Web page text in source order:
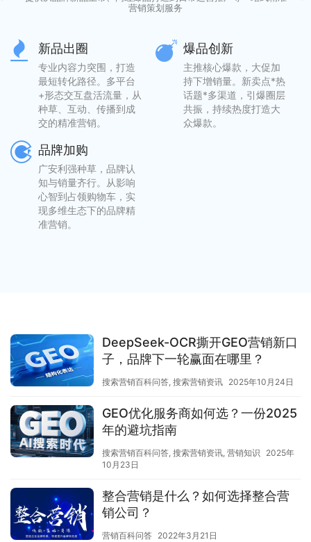
营销策划服务
新品出圈
专业内容力突围，打造
最短转化路径。多平台
+形态交互盘活流量，从
种草、互动、传播到成
交的精准营销。
爆品创新
主推核心爆款，大促加
持下增销量。新卖点*热
话题*多渠道，引爆圈层
共振，持续热度打造大
众爆款。
品牌加购
广安利强种草，品牌认
知与销量齐行。从影响
心智到占领购物车，实
现多维生态下的品牌精
准营销。
DeepSeek-OCR撕开GEO营销新口
子，品牌下一轮赢面在哪里？
搜索营销百科问答, 搜索营销资讯 2025年10月24日
GEO优化服务商如何选？一份2025
年的避坑指南
搜索营销百科问答, 搜索营销资讯, 营销知识
2025年
10月23日
整合营销是什么？如何选择整合营
销公司？
营销百科问答 2022年3月21日